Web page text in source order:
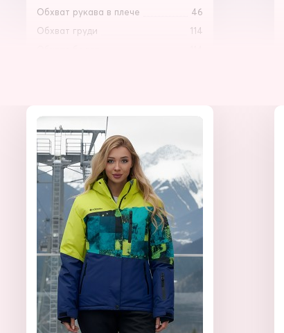
Обхват рукава в плече
46
Обхват груди
114
Длина рукава от плеча (Реглан)
Внутренний шов рукава
Обхват рукава в плече
Обхват груди
Обхват бедер
118
Обхват воротника
58
Длина изделия по спине
81
Длина рукава от плеча (Реглан)
88
Внутренний шов рукава
Обхват рукава в плече
50
Обхват груди
Обхват бедер
122